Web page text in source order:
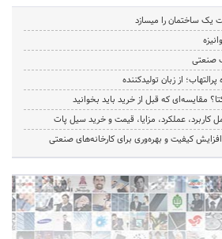
ساختمان را میسازد
صنعتی
از زبان تولیدکننده
مقایسه‌ای که قبل از خرید باید بخوانید
عملکرد، مزایا، قیمت و خرید سیل پات
کیفیت و بهره‌وری برای کارخانه‌های صنعتی